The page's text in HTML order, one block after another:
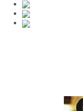
Ośrodek Reh-Szkol
Sprawozdania